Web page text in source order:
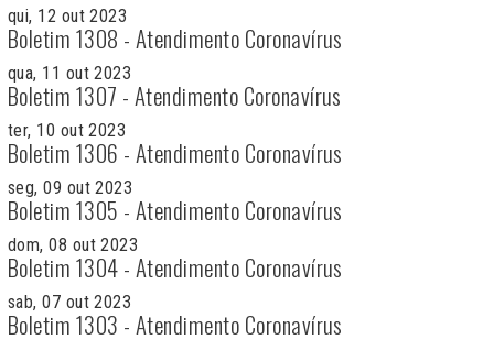
qui, 12 out 2023
Boletim 1308 - Atendimento Coronavírus
qua, 11 out 2023
Boletim 1307 - Atendimento Coronavírus
ter, 10 out 2023
Boletim 1306 - Atendimento Coronavírus
seg, 09 out 2023
Boletim 1305 - Atendimento Coronavírus
dom, 08 out 2023
Boletim 1304 - Atendimento Coronavírus
sab, 07 out 2023
Boletim 1303 - Atendimento Coronavírus